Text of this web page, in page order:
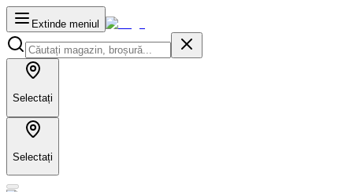
Extinde meniul
Selectați
Selectați